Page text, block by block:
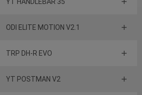
ODI ELITE MOTION V2.1
TRP DH-R EVO
YT POSTMAN V2